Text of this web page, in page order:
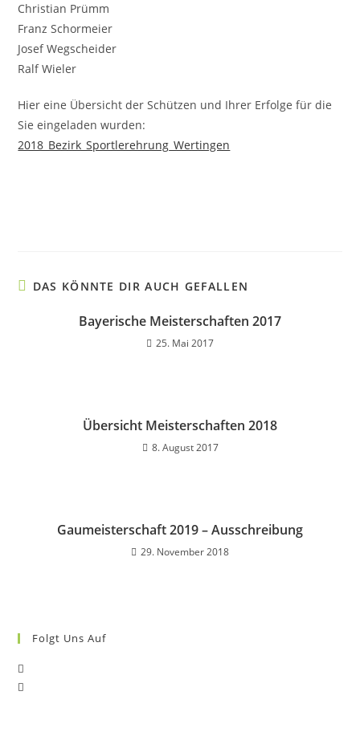
Christian Prümm
Franz Schormeier
Josef Wegscheider
Ralf Wieler
Hier eine Übersicht der Schützen und Ihrer Erfolge für die
Sie eingeladen wurden:
2018_Bezirk_Sportlerehrung_Wertingen
DAS KÖNNTE DIR AUCH GEFALLEN
Bayerische Meisterschaften 2017
25. Mai 2017
Übersicht Meisterschaften 2018
8. August 2017
Gaumeisterschaft 2019 – Ausschreibung
29. November 2018
Folgt Uns Auf